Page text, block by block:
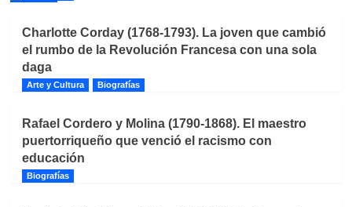
Charlotte Corday (1768-1793). La joven que cambió
el rumbo de la Revolución Francesa con una sola
daga
Arte y Cultura Biografías
Rafael Cordero y Molina (1790-1868). El maestro
puertorriqueño que venció el racismo con
educación
Biografías